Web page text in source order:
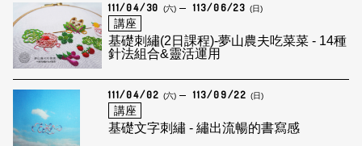
111/04/30 (六) 113/06/23 (日)
講座
基礎刺繡(2日課程)-夢山農夫吃菜菜 - 14種
針法組合&靈活運用
111/04/02 (六) 113/09/22 (日)
講座
基礎文字刺繡 - 繡出流暢的書寫感